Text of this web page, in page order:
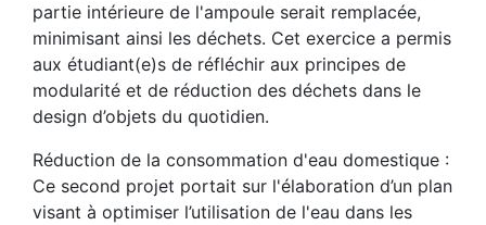
partie intérieure de l'ampoule serait remplacée,
minimisant ainsi les déchets. Cet exercice a permis
aux étudiant(e)s de réfléchir aux principes de
modularité et de réduction des déchets dans le
design d’objets du quotidien.
Réduction de la consommation d'eau domestique :
Ce second projet portait sur l'élaboration d’un plan
visant à optimiser l’utilisation de l'eau dans les